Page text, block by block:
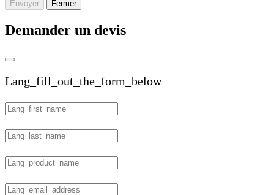
Envoyer Fermer
Demander un devis
Lang_fill_out_the_form_below